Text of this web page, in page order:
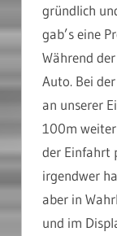
gründlich
gab’s eine
Während
Auto. Bei
an unserer
100m
der Einfahrt
irgendwer
aber in
und im